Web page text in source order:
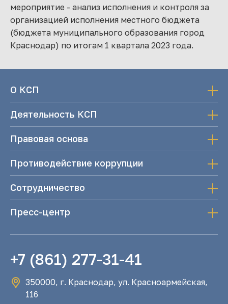
мероприятие - анализ исполнения и контроля за
организацией исполнения местного бюджета
(бюджета муниципального образования город
Краснодар) по итогам 1 квартала 2023 года.
О КСП
Деятельность КСП
Правовая основа
Противодействие коррупции
Сотрудничество
Пресс-центр
+7 (861) 277-31-41
350000, г. Краснодар, ул. Красноармейская,
116